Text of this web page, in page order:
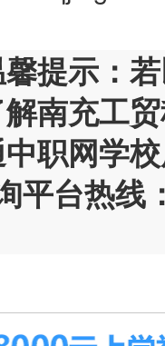
提示：
南充工
职网学
平台热线